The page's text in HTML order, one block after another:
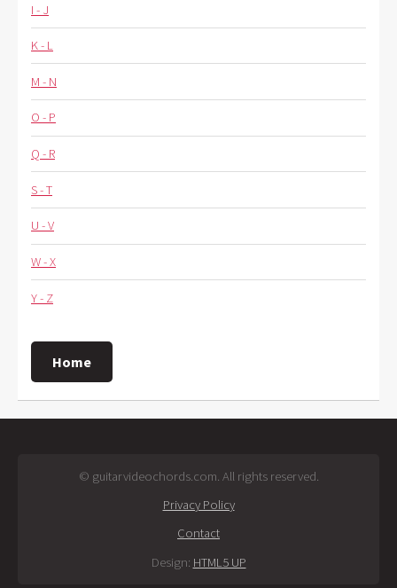
I - J
K - L
M - N
O - P
Q - R
S - T
U - V
W - X
Y - Z
Home
© guitarvideochords.com. All rights reserved.
Privacy Policy
Contact
Design: HTML5 UP